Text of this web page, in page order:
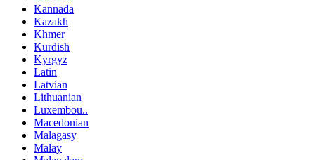
Kannada
Kazakh
Khmer
Kurdish
Kyrgyz
Latin
Latvian
Lithuanian
Luxembou..
Macedonian
Malagasy
Malay